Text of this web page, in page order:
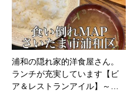
浦和の隠れ家的洋食屋さん。
ランチが充実しています【ビ
ア＆レストランアイル】～…